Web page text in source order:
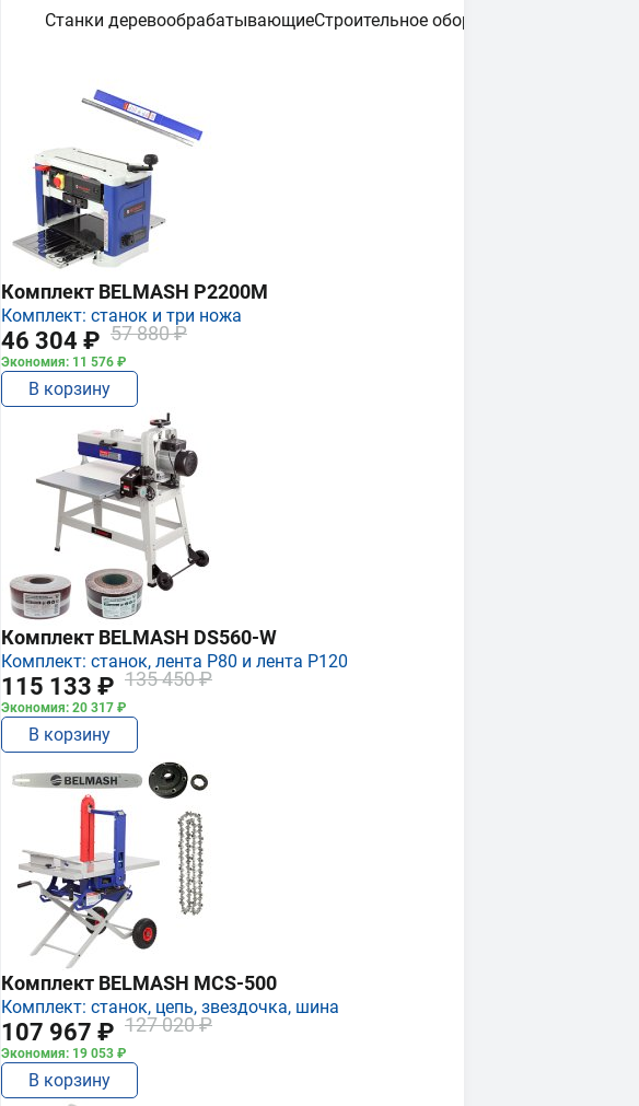
Станки деревообрабатывающиеСтроительное оборудование
Комплект BELMASH P2200M
Комплект: станок и три ножа
46 304 ₽ 57 880 ₽
Экономия: 11 576 ₽
В корзину
Комплект BELMASH DS560-W
Комплект: станок, лента P80 и лента P120
115 133 ₽ 135 450 ₽
Экономия: 20 317 ₽
В корзину
Комплект BELMASH MCS-500
Комплект: станок, цепь, звездочка, шина
107 967 ₽ 127 020 ₽
Экономия: 19 053 ₽
В корзину